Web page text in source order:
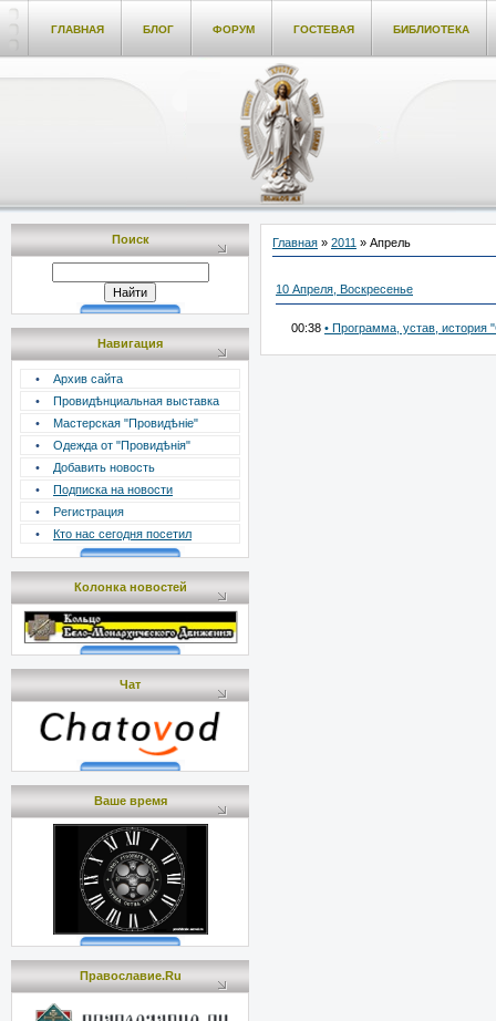
ГЛАВНАЯ БЛОГ ФОРУМ ГОСТЕВАЯ БИБЛИОТЕКА
Поиск
Навигация
•
Архив сайта
•
Провидѣнциальная выставка
•
Мастерская "Провидѣніе"
•
Одежда от "Провидѣнія"
•
Добавить новость
•
Подписка на новости
•
Регистрация
•
Кто нас сегодня посетил
Колонка новостей
Чат
Ваше время
Православие.Ru
Главная » 2011 » Апрель
10 Апреля, Воскресенье
00:38 • Программа, устав, история